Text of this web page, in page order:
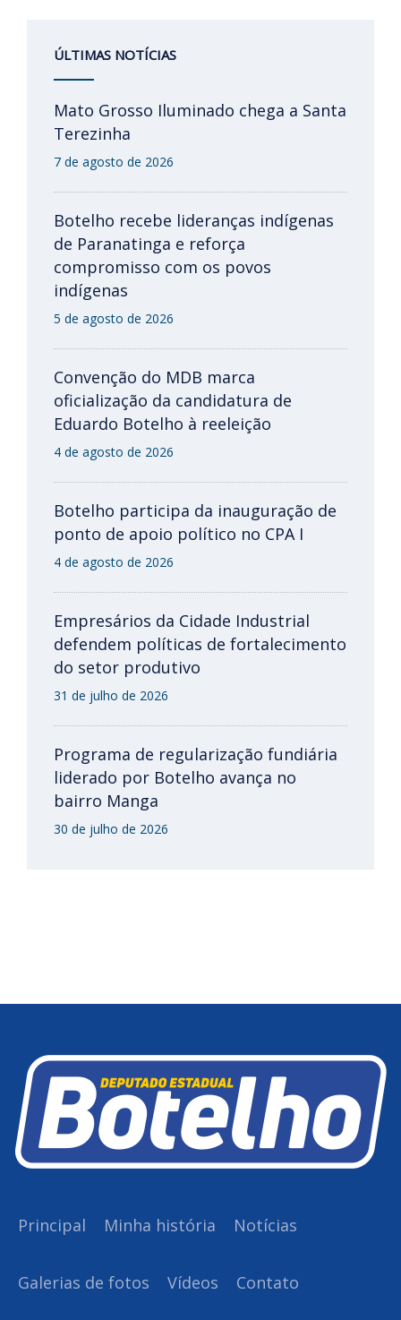
ÚLTIMAS NOTÍCIAS
Mato Grosso Iluminado chega a Santa
Terezinha
7 de agosto de 2026
Botelho recebe lideranças indígenas
de Paranatinga e reforça
compromisso com os povos
indígenas
5 de agosto de 2026
Convenção do MDB marca
oficialização da candidatura de
Eduardo Botelho à reeleição
4 de agosto de 2026
Botelho participa da inauguração de
ponto de apoio político no CPA I
4 de agosto de 2026
Empresários da Cidade Industrial
defendem políticas de fortalecimento
do setor produtivo
31 de julho de 2026
Programa de regularização fundiária
liderado por Botelho avança no
bairro Manga
30 de julho de 2026
Principal Minha história Notícias
Galerias de fotos Vídeos Contato